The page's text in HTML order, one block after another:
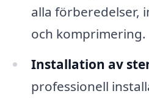
alla förberedelser,
och komprimering.
Installation av
professionell